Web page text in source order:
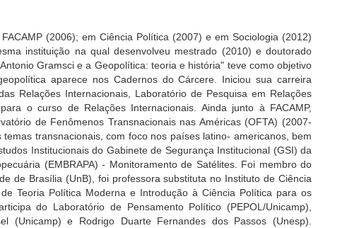
(2006); em Ciência Política (2007) e em Sociologia (2012)
instituição na qual desenvolveu mestrado (2010) e doutorado
Gramsci e a Geopolítica: teoria e história" teve como objetivo
aparece nos Cadernos do Cárcere. Iniciou sua carreira
Relações Internacionais, Laboratório de Pesquisa em Relações
o curso de Relações Internacionais. Ainda junto à FACAMP,
de Fenômenos Transnacionais nas Américas (OFTA) (2007-
transnacionais, com foco nos países latino- americanos, bem
Institucionais do Gabinete de Segurança Institucional (GSI) da
(EMBRAPA) - Monitoramento de Satélites. Foi membro do
de Brasília (UnB), foi professora substituta no Instituto de Ciência
Teoria Política Moderna e Introdução à Ciência Política para os
do Laboratório de Pensamento Político (PEPOL/Unicamp),
(Unicamp) e Rodrigo Duarte Fernandes dos Passos (Unesp).